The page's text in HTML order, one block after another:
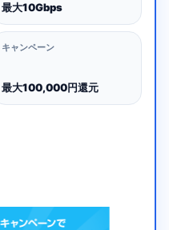
最大10Gbps
キャンペーン
最大100,000円還元